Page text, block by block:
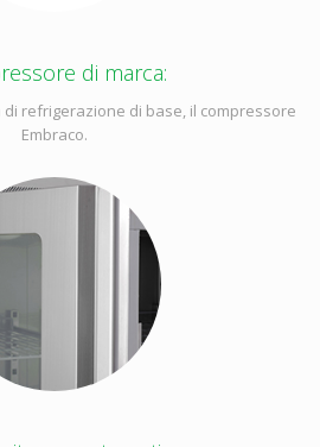
di marca:
refrigerazione di base, il compressore
Embraco.